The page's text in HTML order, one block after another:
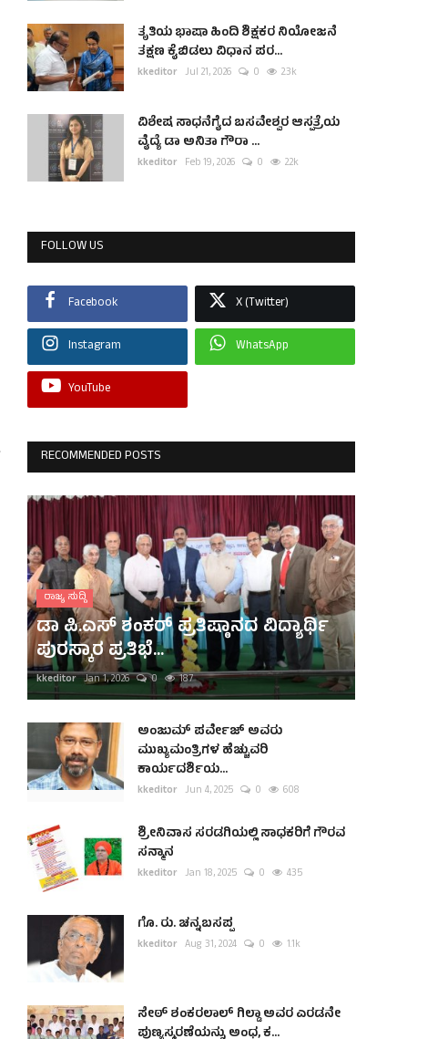
ತೃತಿಯ ಭಾಷಾ ಹಿಂದಿ ಶಿಕ್ಷಕರ ನಿಯೋಜನೆ
ತಕ್ಷಣ ಕೈಬಿಡಲು ವಿಧಾನ ಪರ...
kkeditor Jul 21, 2026 0 2.3k
ವಿಶೇಷ ಸಾಧನೆಗೈದ ಬಸವೇಶ್ವರ ಆಸ್ಪತ್ರೆಯ
ವೈದ್ಯೆ ಡಾ ಅನಿತಾ ಗೌರಾ ...
kkeditor Feb 19, 2026 0 2.2k
FOLLOW US
Facebook X (Twitter)
Instagram WhatsApp
YouTube
RECOMMENDED POSTS
ರಾಜ್ಯ ಸುದ್ದಿ
ಡಾ ಪಿ.ಎಸ್ ಶಂಕರ್ ಪ್ರತಿಷ್ಠಾನದ ವಿದ್ಯಾರ್ಥಿ
ಪುರಸ್ಕಾರ ಪ್ರತಿಭೆ...
kkeditor Jan 1, 2026 0 187
ಅಂಜುಮ್ ಪರ್ವೇಜ್ ಅವರು
ಮುಖ್ಯಮಂತ್ರಿಗಳ ಹೆಚ್ಚುವರಿ
ಕಾರ್ಯದರ್ಶಿಯ...
kkeditor Jun 4, 2025 0 608
ಶ್ರೀನಿವಾಸ ಸರಡಗಿಯಲ್ಲಿ ಸಾಧಕರಿಗೆ ಗೌರವ
ಸನ್ಮಾನ
kkeditor Jan 18, 2025 0 435
ಗೊ. ರು. ಚನ್ನಬಸಪ್ಪ
kkeditor Aug 31, 2024 0 1.1k
ಸೇಠ್ ಶಂಕರಲಾಲ್ ಗಿಲ್ಡಾ ಅವರ ಎರಡನೇ
ಪುಣ್ಯಸ್ಮರಣೆಯನ್ನು ಅಂಧ, ಕ...